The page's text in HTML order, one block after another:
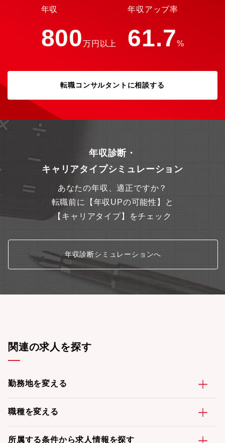
年収
800万円以上
年収アップ率
61.7%
転職コンサルタントに相談する
年収診断・
キャリアタイプシミュレーション
あなたの年収、適正ですか？
転職前に【年収UPの可能性】と
【キャリアタイプ】をチェック
年収診断シミュレーションへ
関連の求人を探す
勤務地を変える
職種を変える
所属する条件から求人情報を探す